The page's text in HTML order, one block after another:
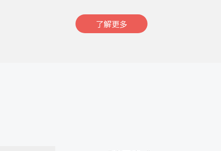
了解更多